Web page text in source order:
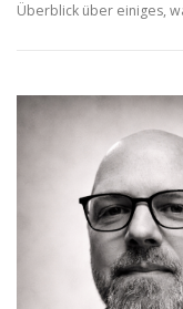
Überblick über einiges,